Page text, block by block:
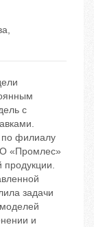
,
с
филиалу
«Промлес»
продукции.
задачи
и